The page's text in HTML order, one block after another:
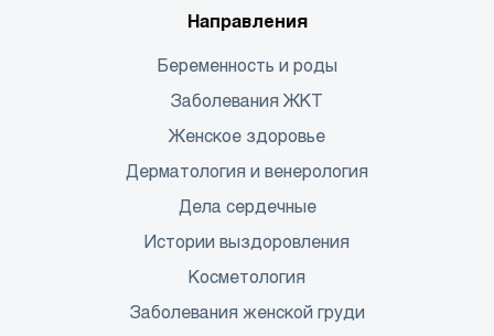
Направления
Беременность и роды
Заболевания ЖКТ
Женское здоровье
Дерматология и венерология
Дела сердечные
Истории выздоровления
Косметология
Заболевания женской груди